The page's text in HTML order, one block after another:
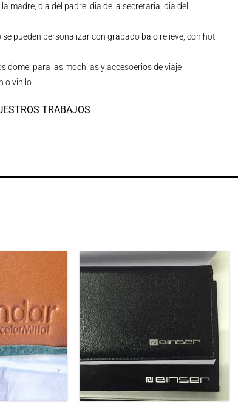
madre, dia del padre, dia de la secretaria, dia del
se pueden personalizar con grabado bajo relieve, con hot
dome, para las mochilas y accesoerios de viaje
o vinilo.
TRABAJOS